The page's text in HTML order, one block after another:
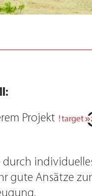
Projekt
gute Ansätze